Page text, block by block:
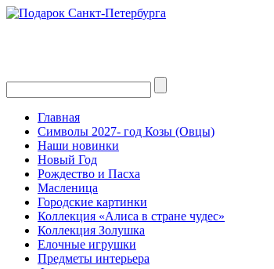
Главная
Символы 2027- год Козы (Овцы)
Наши новинки
Новый Год
Рождество и Пасха
Масленица
Городские картинки
Коллекция «Алиса в стране чудес»
Коллекция Золушка
Елочные игрушки
Предметы интерьера